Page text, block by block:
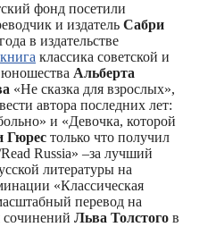
фонд посетили
и издатель Сабри
в издательстве
книга классика советской и
юношества Альберта
«Не сказка для взрослых»,
автора последних лет:
и «Девочка, которой
Гюрес только что получил
Russia» –за лучший
литературы на
«Классическая
перевод на
сочинений Льва Толстого в